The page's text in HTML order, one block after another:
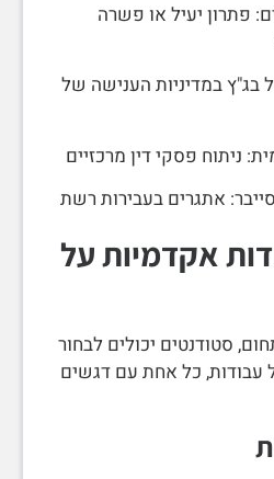
פתרון יעיל או פשרה
במדיניות הענישה של
ניתוח פסקי דין מרכזיים
אתגרים בעבירות רשת
אקדמיות על
סטודנטים יכולים לבחור
עבודות, כל אחת עם דגשים